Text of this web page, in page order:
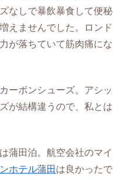
なしで暴飲暴食して便秘
えませんでした。ロンド
が落ちていて筋肉痛にな
ーボンシューズ。アシッ
が結構違うので、私とは
蒲田泊。航空会社のマイ
ホテル蒲田 は良かったで